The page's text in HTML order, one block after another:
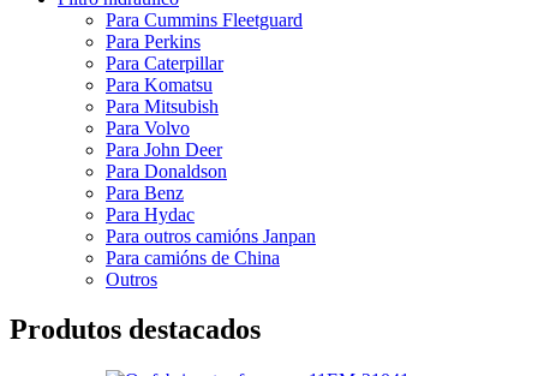
Para Cummins Fleetguard
Para Perkins
Para Caterpillar
Para Komatsu
Para Mitsubish
Para Volvo
Para John Deer
Para Donaldson
Para Benz
Para Hydac
Para outros camións Janpan
Para camións de China
Outros
Produtos destacados